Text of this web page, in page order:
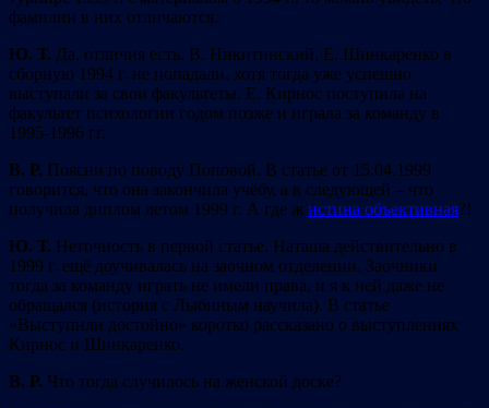
фамилии в них отличаются.
Ю. Т. Да, отличия есть. В. Никитинский, Е. Шинкаренко в
сборную 1994 г. не попадали, хотя тогда уже успешно
выступали за свои факультеты. Е. Кирнос поступила на
факультет психологии годом позже и играла за команду в
1995-1996 гг.
В. Р. Поясни по поводу Поповой. В статье от 15.04.1999
говорится, что она закончила учёбу, а в следующей – что
получила диплом летом 1999 г. А где ж истина объективная?!
Ю. Т. Неточность в первой статье. Наташа действительно в
1999 г. ещё доучивалась на заочном отделении. Заочники
тогда за команду играть не имели права, и я к ней даже не
обращался (история с Лыбиным научила). В статье
«Выступили достойно» коротко рассказано о выступлениях
Кирнос и Шинкаренко.
В. Р. Что тогда случилось на женской доске?